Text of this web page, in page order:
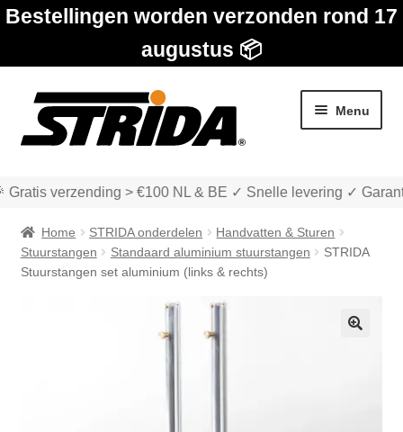
Bestellingen worden verzonden rond 17
augustus 📦
Ga
door
naar
Ga
naar
de
Menu
Gratis verzending > €100 NL & BE ✓ Snelle levering ✓
Home STRIDA onderdelen
Handvatten & Sturen
Stuurstangen
Standaard aluminium stuurstangen
STRIDA
Stuurstangen set aluminium (links & rechts)